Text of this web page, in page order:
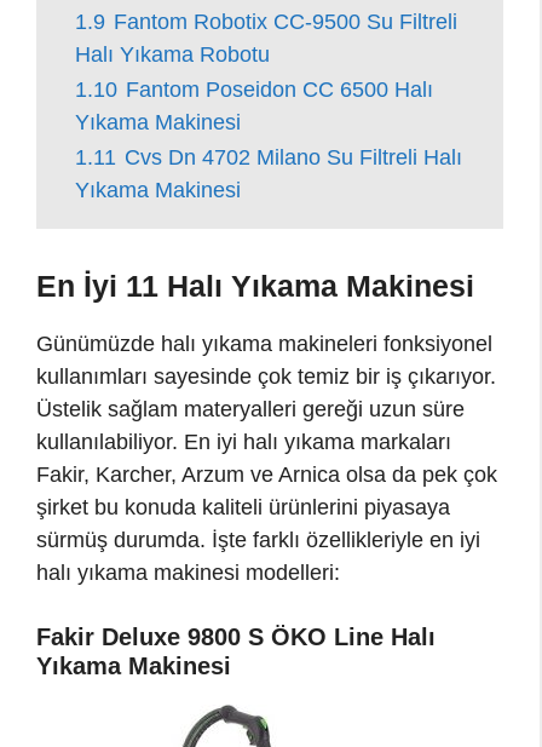
1.9 Fantom Robotix CC-9500 Su Filtreli
Halı Yıkama Robotu
1.10 Fantom Poseidon CC 6500 Halı
Yıkama Makinesi
1.11 Cvs Dn 4702 Milano Su Filtreli Halı
Yıkama Makinesi
En İyi 11 Halı Yıkama Makinesi
Günümüzde halı yıkama makineleri fonksiyonel
kullanımları sayesinde çok temiz bir iş çıkarıyor.
Üstelik sağlam materyalleri gereği uzun süre
kullanılabiliyor. En iyi halı yıkama markaları
Fakir, Karcher, Arzum ve Arnica olsa da pek çok
şirket bu konuda kaliteli ürünlerini piyasaya
sürmüş durumda. İşte farklı özellikleriyle en iyi
halı yıkama makinesi modelleri:
Fakir Deluxe 9800 S ÖKO Line Halı
Yıkama Makinesi